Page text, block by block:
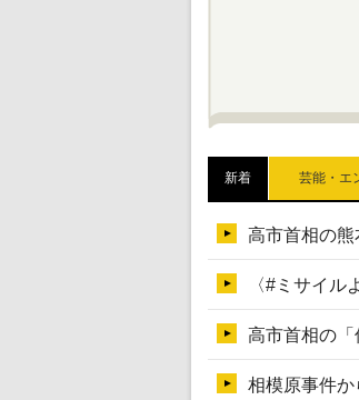
新着 芸能・エ